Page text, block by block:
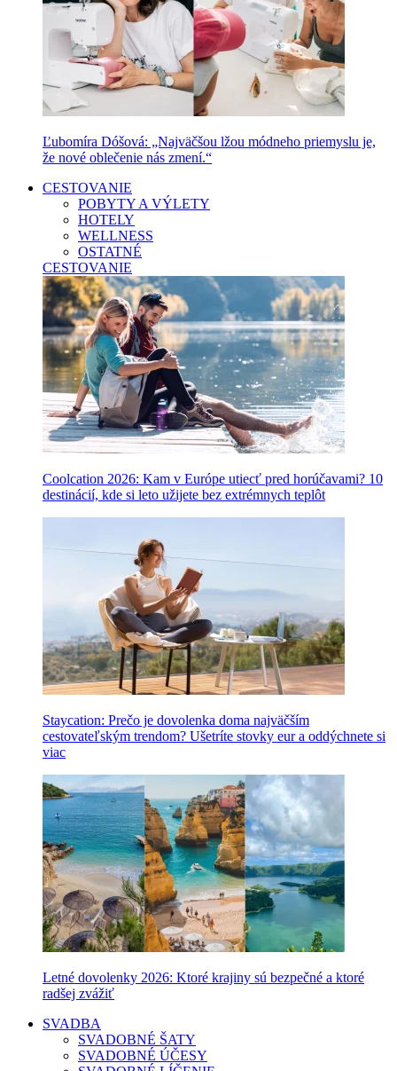
Ľubomíra Dóšová: „Najväčšou lžou módneho priemyslu je,
že nové oblečenie nás zmení.“
CESTOVANIE
POBYTY A VÝLETY
HOTELY
WELLNESS
OSTATNÉ
CESTOVANIE
Coolcation 2026: Kam v Európe utiecť pred horúčavami? 10
destinácií, kde si leto užijete bez extrémnych teplôt
Staycation: Prečo je dovolenka doma najväčším
cestovateľským trendom? Ušetríte stovky eur a oddýchnete si
viac
Letné dovolenky 2026: Ktoré krajiny sú bezpečné a ktoré
radšej zvážiť
SVADBA
SVADOBNÉ ŠATY
SVADOBNÉ ÚČESY